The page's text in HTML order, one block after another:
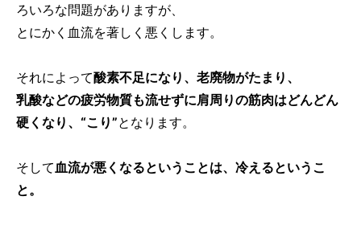
ろいろな問題がありますが、
とにかく血流を著しく悪くします。
それによって酸素不足になり、老廃物がたまり、
乳酸などの疲労物質も流せずに肩周りの筋肉はどんどん
硬くなり、“こり”となります。
そして 血流が悪くなるということは、冷えるというこ
と。